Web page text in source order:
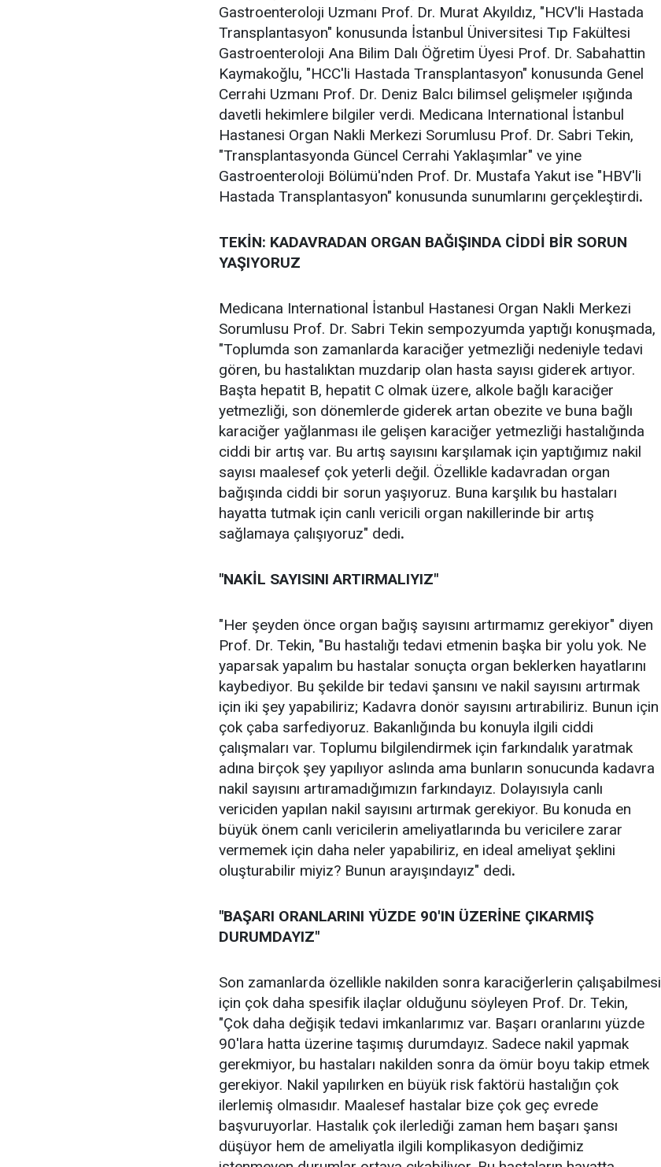
Gastroenteroloji Uzmanı Prof. Dr. Murat Akyıldız, "HCV'li Hastada
Transplantasyon" konusunda İstanbul Üniversitesi Tıp Fakültesi
Gastroenteroloji Ana Bilim Dalı Öğretim Üyesi Prof. Dr. Sabahattin
Kaymakoğlu, "HCC'li Hastada Transplantasyon" konusunda Genel
Cerrahi Uzmanı Prof. Dr. Deniz Balcı bilimsel gelişmeler ışığında
davetli hekimlere bilgiler verdi. Medicana International İstanbul
Hastanesi Organ Nakli Merkezi Sorumlusu Prof. Dr. Sabri Tekin,
"Transplantasyonda Güncel Cerrahi Yaklaşımlar" ve yine
Gastroenteroloji Bölümü'nden Prof. Dr. Mustafa Yakut ise "HBV'li
Hastada Transplantasyon" konusunda sunumlarını gerçekleştirdi.
TEKİN: KADAVRADAN ORGAN BAĞIŞINDA CİDDİ BİR SORUN
YAŞIYORUZ
Medicana International İstanbul Hastanesi Organ Nakli Merkezi
Sorumlusu Prof. Dr. Sabri Tekin sempozyumda yaptığı konuşmada,
"Toplumda son zamanlarda karaciğer yetmezliği nedeniyle tedavi
gören, bu hastalıktan muzdarip olan hasta sayısı giderek artıyor.
Başta hepatit B, hepatit C olmak üzere, alkole bağlı karaciğer
yetmezliği, son dönemlerde giderek artan obezite ve buna bağlı
karaciğer yağlanması ile gelişen karaciğer yetmezliği hastalığında
ciddi bir artış var. Bu artış sayısını karşılamak için yaptığımız nakil
sayısı maalesef çok yeterli değil. Özellikle kadavradan organ
bağışında ciddi bir sorun yaşıyoruz. Buna karşılık bu hastaları
hayatta tutmak için canlı vericili organ nakillerinde bir artış
sağlamaya çalışıyoruz" dedi.
"NAKİL SAYISINI ARTIRMALIYIZ"
"Her şeyden önce organ bağış sayısını artırmamız gerekiyor" diyen
Prof. Dr. Tekin, "Bu hastalığı tedavi etmenin başka bir yolu yok. Ne
yaparsak yapalım bu hastalar sonuçta organ beklerken hayatlarını
kaybediyor. Bu şekilde bir tedavi şansını ve nakil sayısını artırmak
için iki şey yapabiliriz; Kadavra donör sayısını artırabiliriz. Bunun için
çok çaba sarfediyoruz. Bakanlığında bu konuyla ilgili ciddi
çalışmaları var. Toplumu bilgilendirmek için farkındalık yaratmak
adına birçok şey yapılıyor aslında ama bunların sonucunda kadavra
nakil sayısını artıramadığımızın farkındayız. Dolayısıyla canlı
vericiden yapılan nakil sayısını artırmak gerekiyor. Bu konuda en
büyük önem canlı vericilerin ameliyatlarında bu vericilere zarar
vermemek için daha neler yapabiliriz, en ideal ameliyat şeklini
oluşturabilir miyiz? Bunun arayışındayız" dedi.
"BAŞARI ORANLARINI YÜZDE 90'IN ÜZERİNE ÇIKARMIŞ
DURUMDAYIZ"
Son zamanlarda özellikle nakilden sonra karaciğerlerin çalışabilmesi
için çok daha spesifik ilaçlar olduğunu söyleyen Prof. Dr. Tekin,
"Çok daha değişik tedavi imkanlarımız var. Başarı oranlarını yüzde
90'lara hatta üzerine taşımış durumdayız. Sadece nakil yapmak
gerekmiyor, bu hastaları nakilden sonra da ömür boyu takip etmek
gerekiyor. Nakil yapılırken en büyük risk faktörü hastalığın çok
ilerlemiş olmasıdır. Maalesef hastalar bize çok geç evrede
başvuruyorlar. Hastalık çok ilerlediği zaman hem başarı şansı
düşüyor hem de ameliyatla ilgili komplikasyon dediğimiz